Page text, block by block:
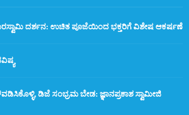
ದರ್ಶನ: ಉಚಿತ ಪೂಜೆಯಿಂದ ಭಕ್ತರಿಗೆ ವಿಶೇಷ ಆಕರ್ಷಣೆ
ಡಿಜೆ ಸಂಭ್ರಮ ಬೇಡ: ಜ್ಞಾನಪ್ರಕಾಶ ಸ್ವಾಮೀಜಿ